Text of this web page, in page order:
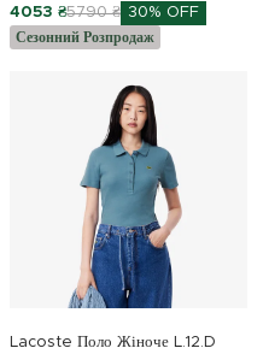
4053 ₴5790 ₴ 30% OFF
Сезонний Розпродаж
Lacoste Поло Жіноче L.12.D